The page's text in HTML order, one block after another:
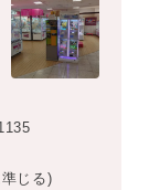
じる)